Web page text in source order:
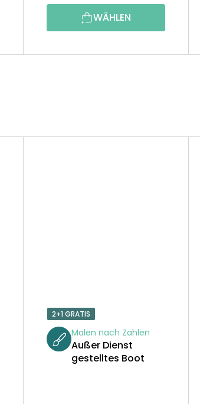
WÄHLEN
2+1 GRATIS
Malen nach Zahlen
Außer Dienst
gestelltes Boot